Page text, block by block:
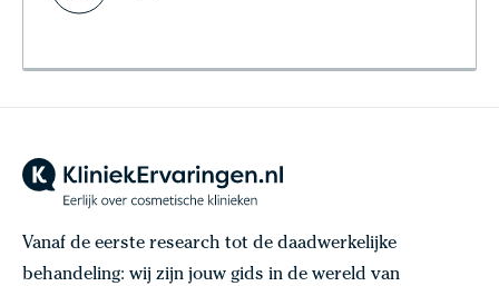
Vanaf de eerste research tot de daadwerkelijke
behandeling: wij zijn jouw gids in de wereld van